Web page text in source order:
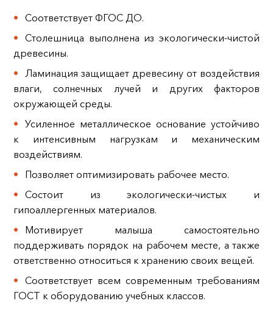
Соответствует ФГОС ДО.
Столешница выполнена из экологически-чистой
древесины.
Ламинация защищает древесину от воздействия
влаги, солнечных лучей и других факторов
окружающей среды.
Усиленное металлическое основание устойчиво
к интенсивным нагрузкам и механическим
воздействиям.
Позволяет оптимизировать рабочее место.
Состоит из экологически-чистых и
гипоаллергенных материалов.
Мотивирует малыша самостоятельно
поддерживать порядок на рабочем месте, а также
ответственно относиться к хранению своих вещей.
Соответствует всем современным требованиям
ГОСТ к оборудованию учебных классов.